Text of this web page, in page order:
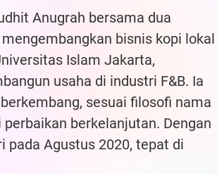
Anugrah bersama dua
bisnis kopi lokal
Islam Jakarta,
usaha di industri F&B. Ia
sesuai filosofi nama
berkelanjutan. Dengan
pada Agustus 2020, tepat di